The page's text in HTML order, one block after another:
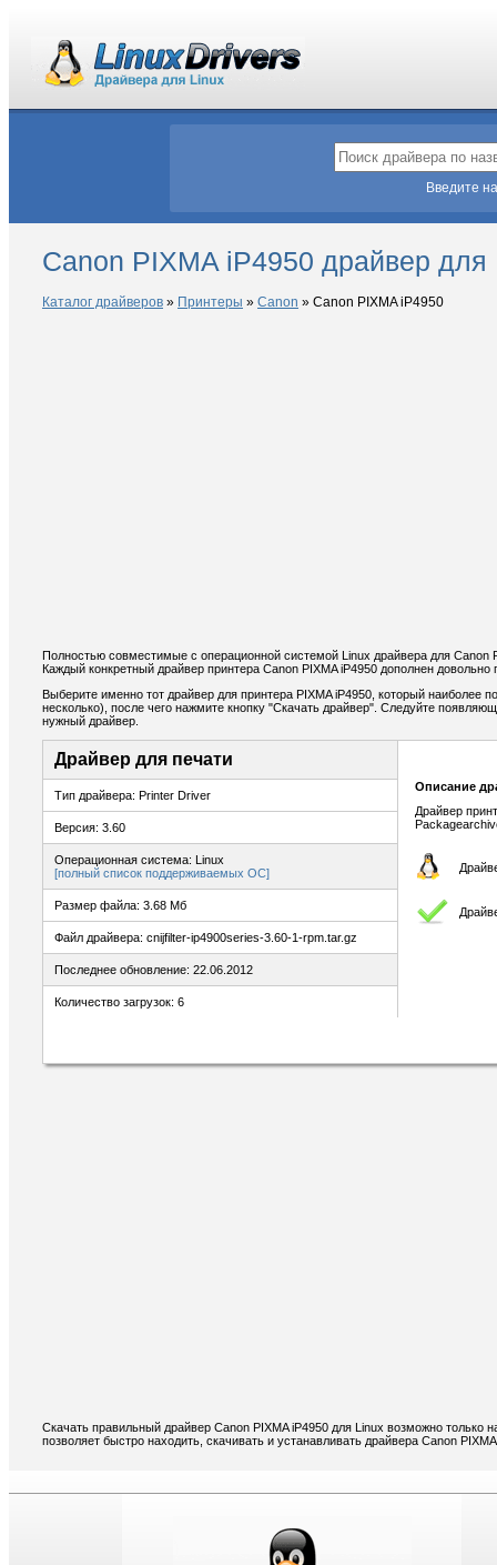
Введите
Canon PIXMA iP4950 драйвер для
Каталог драйверов » Принтеры » Canon » Canon PIXMA iP4950
Полностью совместимые с операционной системой Linux драйвера для
Каждый конкретный драйвер принтера Canon PIXMA iP4950 дополнен
Выберите именно тот драйвер для принтера PIXMA iP4950, который наиболее
несколько), после чего нажмите кнопку "Скачать драйвер". Следуйте
нужный драйвер.
Драйвер для печати
Тип драйвера: Printer Driver
Версия: 3.60
Операционная система: Linux
[полный список поддерживаемых ОС]
Размер файла: 3.68 Мб
Файл драйвера: cnijfilter-ip4900series-3.60-1-rpm.tar.gz
Последнее обновление: 22.06.2012
Количество загрузок: 6
Описание
Драйвер
Скачать правильный драйвер Canon PIXMA iP4950 для Linux возможно только
позволяет быстро находить, скачивать и устанавливать драйвера Canon